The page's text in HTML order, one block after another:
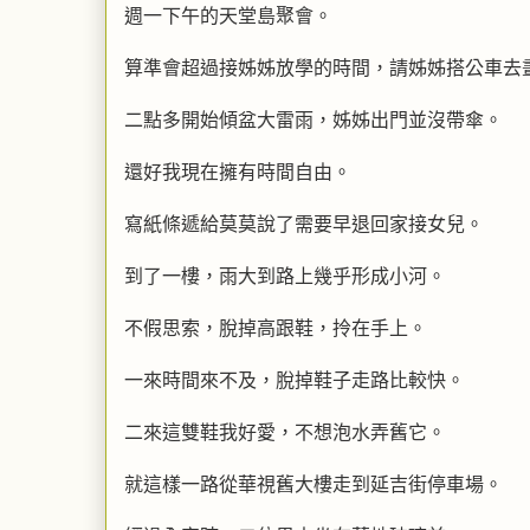
週一下午的天堂島聚會。
算準會超過接姊姊放學的時間，請姊姊搭公車去
二點多開始傾盆大雷雨，姊姊出門並沒帶傘。
還好我現在擁有時間自由。
寫紙條遞給莫莫說了需要早退回家接女兒。
到了一樓，雨大到路上幾乎形成小河。
不假思索，脫掉高跟鞋，拎在手上。
一來時間來不及，脫掉鞋子走路比較快。
二來這雙鞋我好愛，不想泡水弄舊它。
就這樣一路從華視舊大樓走到延吉街停車場。